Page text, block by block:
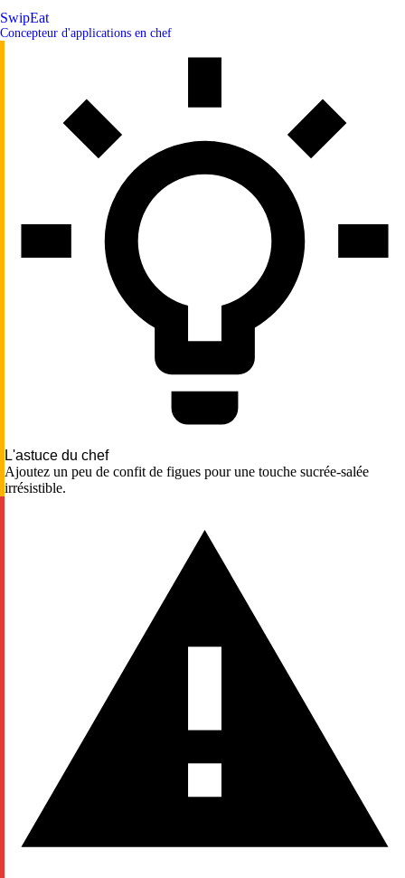
SwipEat
Concepteur d'applications en chef
L'astuce du chef
Ajoutez un peu de confit de figues pour une touche sucrée-salée
irrésistible.